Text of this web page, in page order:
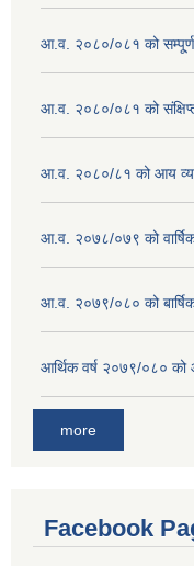
आ.व. २०८०/०८१ को सम्पू्र्ण
आ.व. २०८०/०८१ को
आ.व. २०८०/८१ को आय व्यय
आ.व. २०७८/०७९ को
आ.व. २०७९/०८० को
आर्थिक वर्ष २०७९/०८० को
more
Facebook